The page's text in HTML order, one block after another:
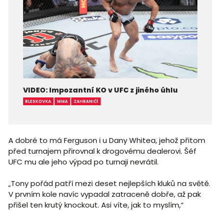
VIDEO: Impozantní KO v UFC z jiného úhlu
BLESKOVKA MMA ZAHRANIČÍ
A dobré to má Ferguson i u Dany Whitea, jehož přitom
před turnajem přirovnal k drogovému dealerovi. Šéf
UFC mu ale jeho výpad po turnaji nevrátil.
„Tony pořád patří mezi deset nejlepších kluků na světě.
V prvním kole navíc vypadal zatraceně dobře, až pak
přišel ten krutý knockout. Asi víte, jak to myslím,“